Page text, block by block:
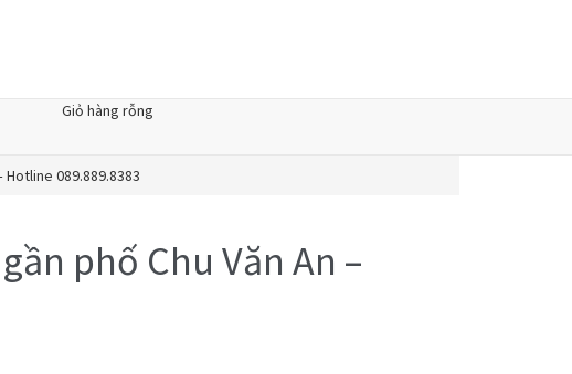
Giỏ hàng rỗng
089.889.8383
phố Chu Văn An –